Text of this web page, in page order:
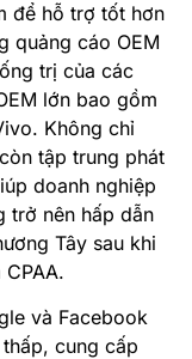
để hỗ trợ tốt hơn
quảng cáo OEM
trị của các
lớn bao gồm
Không chỉ
tập trung phát
doanh nghiệp
trở nên hấp dẫn
Tây sau khi
và Facebook
cung cấp